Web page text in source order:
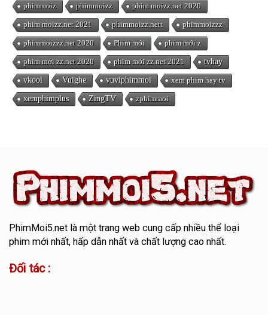
phimmoiz phimmoizz phim moizz.net 2020
phim moizz.net 2021 phimmoizz.nett phimmoizzz
phimmoizzz.net 2020 Phim mới phim mới z
phim mới zz.net 2020 phim mới zz.net 2021 tvhay
vkool Vuighe vuviphimmoi xem phim hay tv
xemphimplus ZingTV zphimmoi
PhimMoi5.netlà một trang web cung cấp nhiều thể loại
phim mới nhất, hấp dẫn nhất và chất lượng cao nhất.
Đối tác :